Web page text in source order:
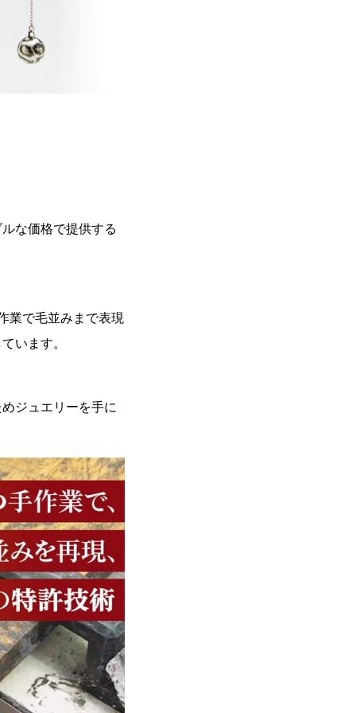
な価格で提供する
業で毛並みまで表現
います。
ジュエリーを手に